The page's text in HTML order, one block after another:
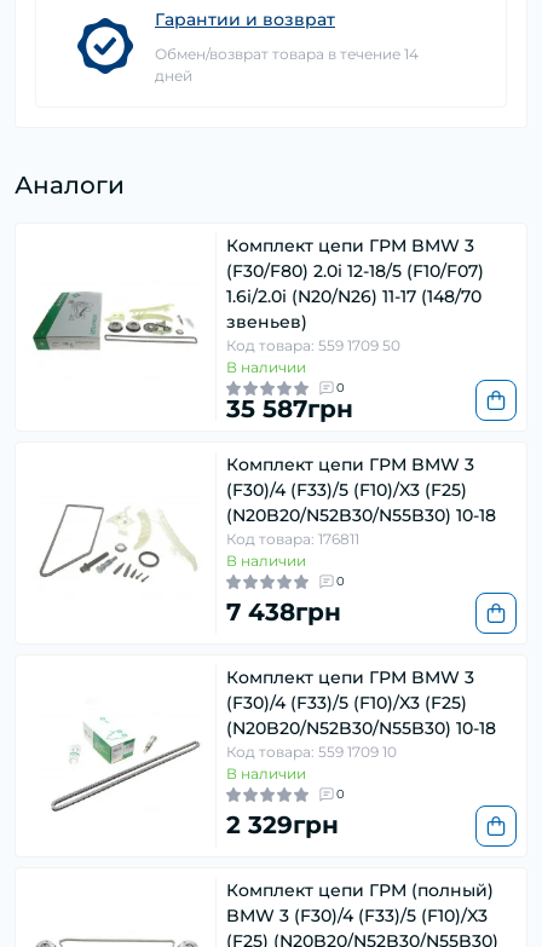
Гарантии и возврат
Обмен/возврат товара в течение 14
дней
Аналоги
Комплект цепи ГРМ BMW 3
(F30/F80) 2.0i 12-18/5 (F10/F07)
1.6i/2.0i (N20/N26) 11-17 (148/70
звеньев)
Код товара: 559 1709 50
В наличии
0
35 587грн
Комплект цепи ГРМ BMW 3
(F30)/4 (F33)/5 (F10)/X3 (F25)
(N20B20/N52B30/N55B30) 10-18
Код товара: 176811
В наличии
0
7 438грн
Комплект цепи ГРМ BMW 3
(F30)/4 (F33)/5 (F10)/X3 (F25)
(N20B20/N52B30/N55B30) 10-18
Код товара: 559 1709 10
В наличии
0
2 329грн
Комплект цепи ГРМ (полный)
BMW 3 (F30)/4 (F33)/5 (F10)/X3
(F25) (N20B20/N52B30/N55B30)